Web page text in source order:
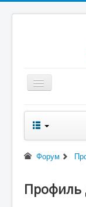
Главная
Новости
Начисления к
Реквизиты
Форум
Профиль